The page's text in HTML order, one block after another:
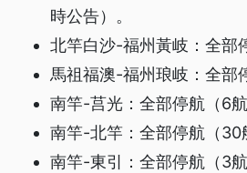
時公告）。
北竿白沙-福州黃岐：全部
馬祖福澳-福州琅岐：全部
南竿-莒光：全部停航（6航
南竿-北竿：全部停航（30
南竿-東引：全部停航（3航